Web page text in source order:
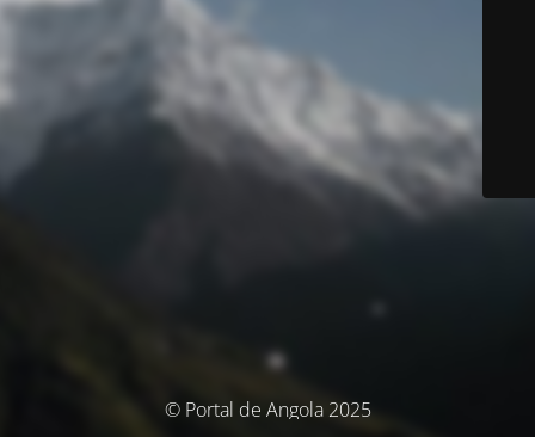
© Portal de Angola 2025